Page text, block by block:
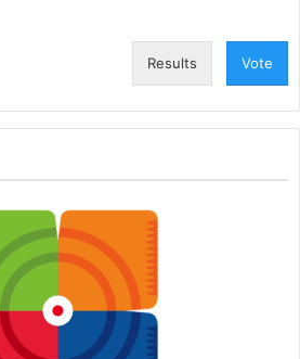
Results Vote